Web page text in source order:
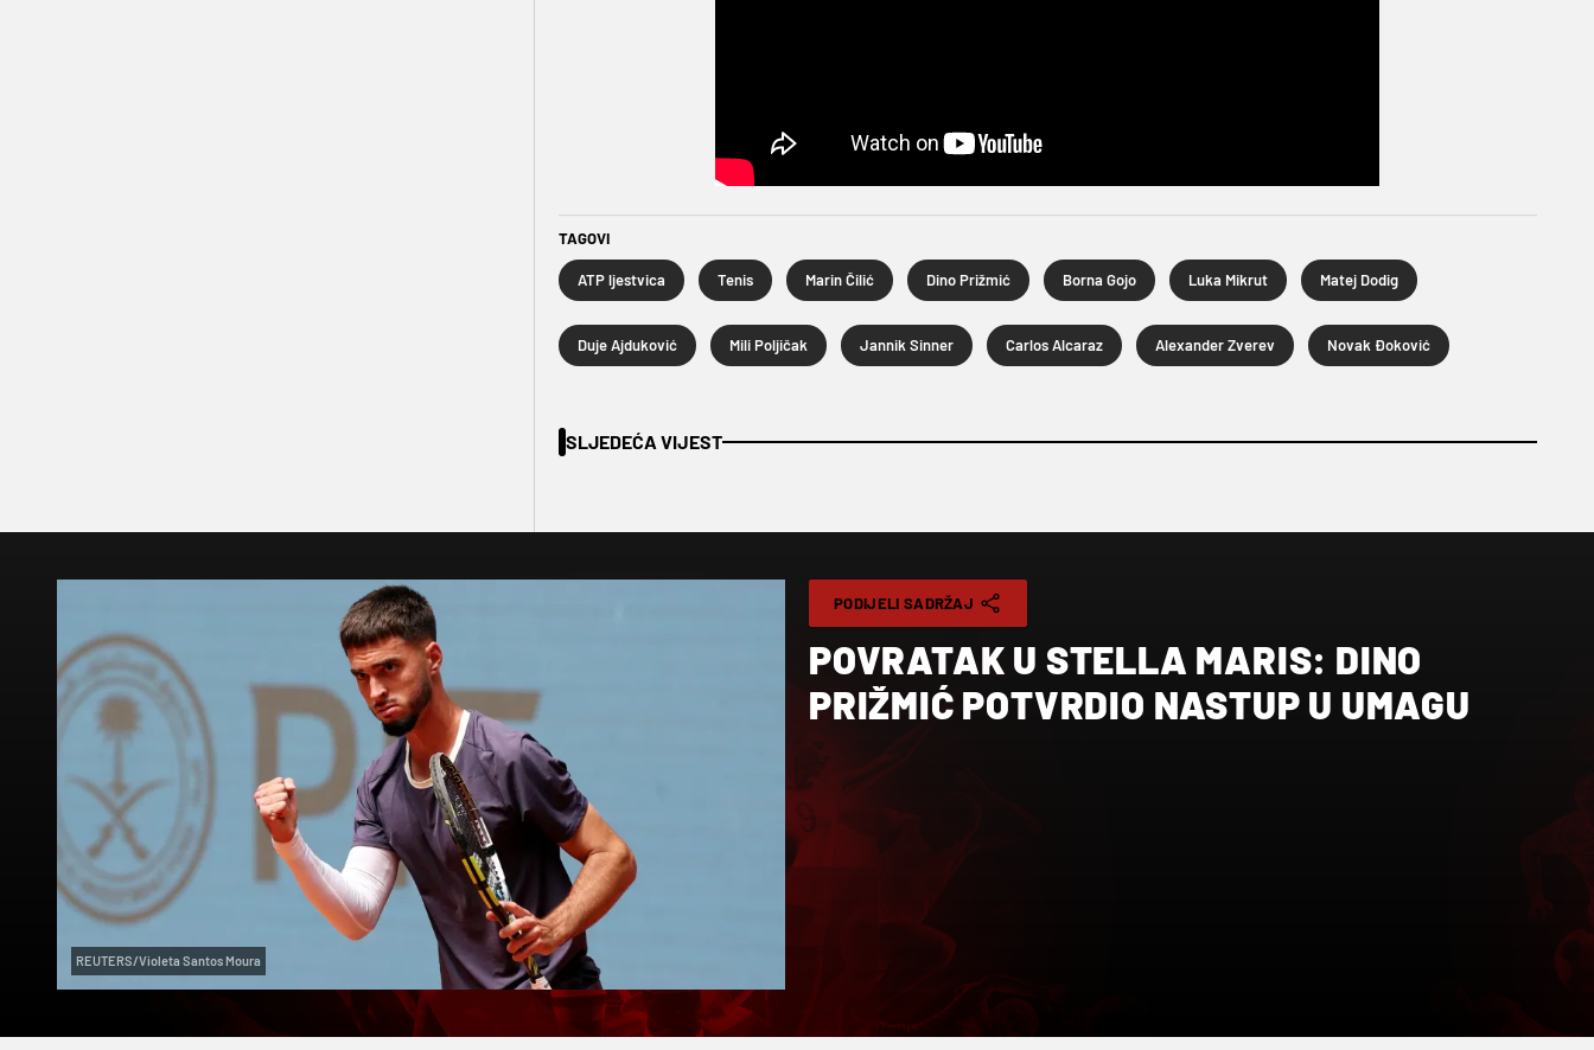
TAGOVI
ATP ljestvica Tenis Marin Čilić Dino Prižmić Borna Gojo Luka Mikrut Matej Dodig
Duje Ajduković Mili Poljičak Jannik Sinner Carlos Alcaraz Alexander Zverev Novak Đoković
SLJEDEĆA VIJEST
REUTERS/Violeta Santos Moura
PODIJELI SADRŽAJ
POVRATAK U STELLA MARIS: DINO
PRIŽMIĆ POTVRDIO NASTUP U UMAGU